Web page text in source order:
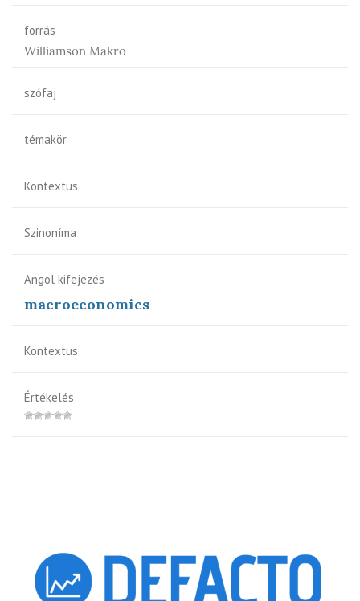
forrás
Williamson Makro
szófaj
témakör
Kontextus
Szinoníma
Angol kifejezés
macroeconomics
Kontextus
Értékelés